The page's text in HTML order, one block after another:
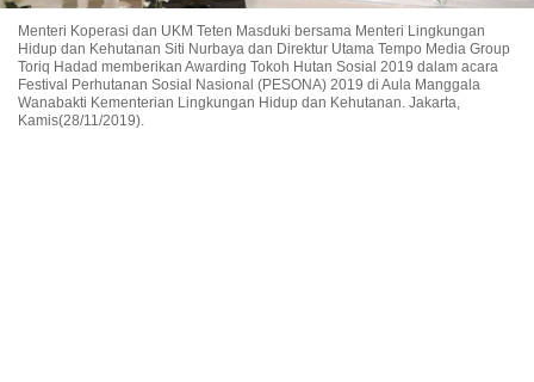
Menteri Koperasi dan UKM Teten Masduki bersama Menteri Lingkungan
Hidup dan Kehutanan Siti Nurbaya dan Direktur Utama Tempo Media Group
Toriq Hadad memberikan Awarding Tokoh Hutan Sosial 2019 dalam acara
Festival Perhutanan Sosial Nasional (PESONA) 2019 di Aula Manggala
Wanabakti Kementerian Lingkungan Hidup dan Kehutanan. Jakarta,
Kamis(28/11/2019).